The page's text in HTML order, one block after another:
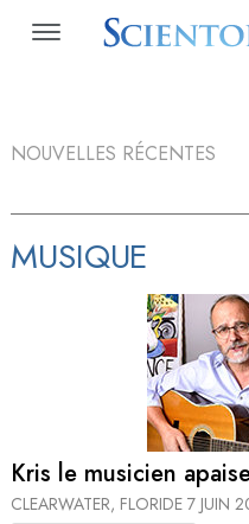
NOUVELLES RÉCENTES
MUSIQUE
Kris le musicien
CLEARWATER, FLORIDE 7 JUIN